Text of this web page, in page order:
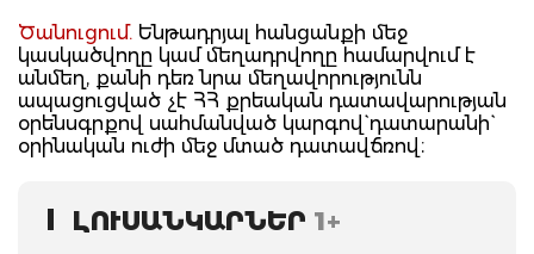
Ծանուցում. Ենթադրյալ հանցանքի մեջ
կասկածվողը կամ մեղադրվողը համարվում է
անմեղ, քանի դեռ նրա մեղավորությունն
ապացուցված չէ ՀՀ քրեական դատավարության
օրենսգրքով սահմանված կարգով` դատարանի`
օրինական ուժի մեջ մտած դատավճռով։
ԼՈՒՍԱՆԿԱՐՆԵՐ 1+